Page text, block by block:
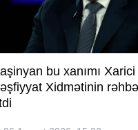
bu xanımı Xarici
Xidmətinin